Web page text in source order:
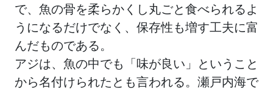
で、魚の骨を柔らかくし丸ごと食べられるよ
うになるだけでなく、保存性も増す工夫に富
んだものである。
アジは、魚の中でも「味が良い」ということ
から名付けられたとも言われる。瀬戸内海で